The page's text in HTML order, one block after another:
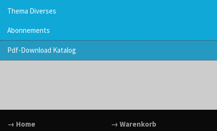
Thema Diverses
Abonnements
Pdf-Download Katalog
→ Home → Warenkorb